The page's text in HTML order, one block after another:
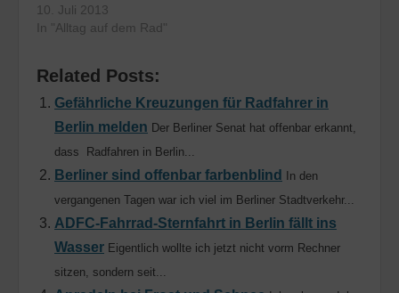
10. Juli 2013
In "Alltag auf dem Rad"
Related Posts:
Gefährliche Kreuzungen für Radfahrer in
Berlin melden Der Berliner Senat hat offenbar erkannt,
dass Radfahren in Berlin...
Berliner sind offenbar farbenblind
In den
vergangenen Tagen war ich viel im Berliner Stadtverkehr...
ADFC-Fahrrad-Sternfahrt in Berlin fällt ins
Wasser Eigentlich wollte ich jetzt nicht vorm Rechner
sitzen, sondern seit...